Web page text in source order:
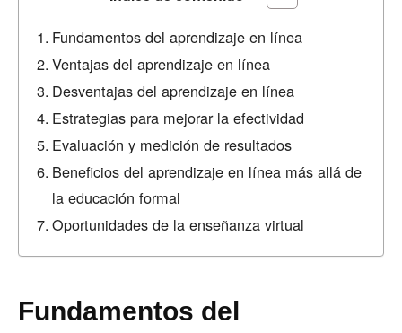
Fundamentos del aprendizaje en línea
Ventajas del aprendizaje en línea
Desventajas del aprendizaje en línea
Estrategias para mejorar la efectividad
Evaluación y medición de resultados
Beneficios del aprendizaje en línea más allá de
la educación formal
Oportunidades de la enseñanza virtual
Fundamentos del